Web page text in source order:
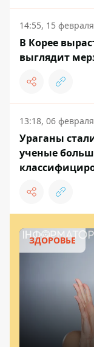
14:55, 15
В Корее
выглядит
13:18, 06
Ураганы
ученые
ЗДОРОВЬЕ